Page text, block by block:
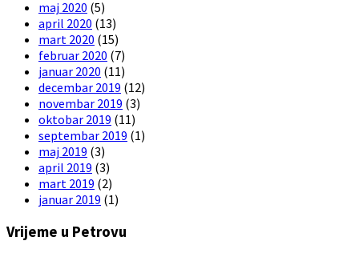
maj 2020 (5)
april 2020 (13)
mart 2020 (15)
februar 2020 (7)
januar 2020 (11)
decembar 2019 (12)
novembar 2019 (3)
oktobar 2019 (11)
septembar 2019 (1)
maj 2019 (3)
april 2019 (3)
mart 2019 (2)
januar 2019 (1)
Vrijeme u Petrovu